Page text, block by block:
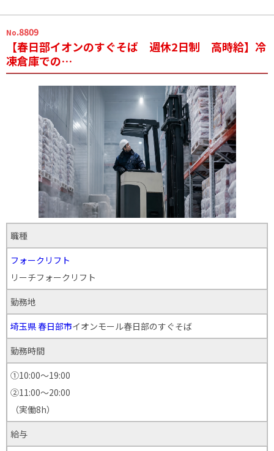
No.8809
【春日部イオンのすぐそば 週休2日制 高時給】冷
凍倉庫での…
職種
フォークリフト
リーチフォークリフト
勤務地
埼玉県 春日部市イオンモール春日部のすぐそば
勤務時間
①10:00～19:00
②11:00～20:00
（実働8h）
給与